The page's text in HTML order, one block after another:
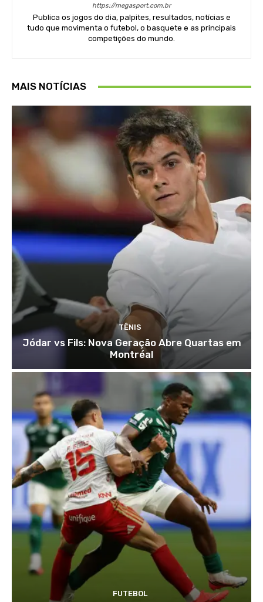
https://megasport.com.br
Publica os jogos do dia, palpites, resultados, notícias e
tudo que movimenta o futebol, o basquete e as principais
competições do mundo.
MAIS NOTÍCIAS
TÊNIS
Jódar vs Fils: Nova Geração Abre Quartas em
Montréal
FUTEBOL